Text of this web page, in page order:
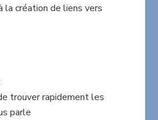
la création de liens vers
trouver rapidement les
parle